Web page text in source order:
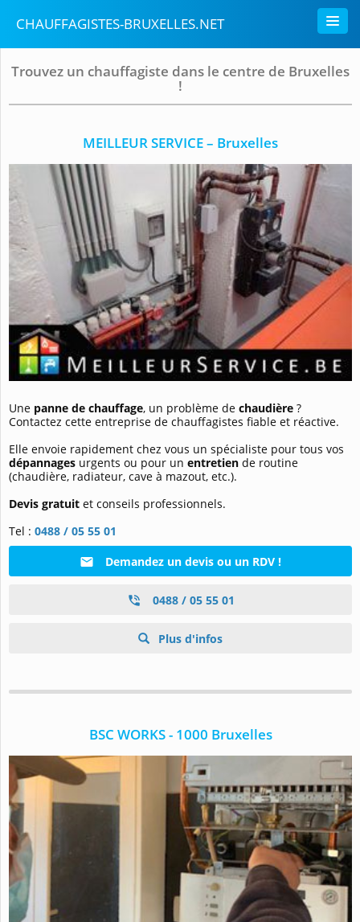
CHAUFFAGISTES-BRUXELLES.NET
Trouvez un chauffagiste dans le centre de Bruxelles
!
MEILLEUR SERVICE – Bruxelles
Une panne de chauffage, un problème de chaudière ?
Contactez cette entreprise de chauffagistes fiable et réactive.
Elle envoie rapidement chez vous un spécialiste pour tous vos
dépannages urgents ou pour un entretien de routine
(chaudière, radiateur, cave à mazout, etc.).
Devis gratuit et conseils professionnels.
Tel : 0488 / 05 55 01
Demandez un devis ou un RDV !
0488 / 05 55 01
Plus d'infos
BSC WORKS - 1000 Bruxelles